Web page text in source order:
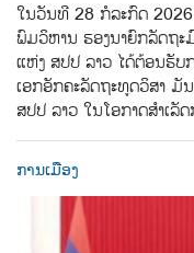
ໃນວັນທີ 28 ກໍລະກົດ 2026
ພົມວິຫານ ຮອງນາຍົກລັດຖະ
ແຫ່ງ ສປປ ລາວ ໄດ້ຕ້ອນຮັບ
ເອກອັກຄະລັດຖະທູດວິສາ ມັ
ສປປ ລາວ ໃນໂອກາດສໍາເ
ການເມືອງ